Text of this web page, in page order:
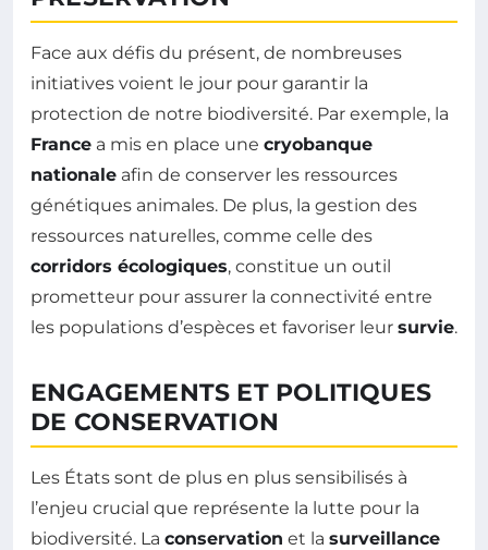
Face aux défis du présent, de nombreuses
initiatives voient le jour pour garantir la
protection de notre biodiversité. Par exemple, la
France a mis en place une cryobanque
nationale afin de conserver les ressources
génétiques animales. De plus, la gestion des
ressources naturelles, comme celle des
corridors écologiques, constitue un outil
prometteur pour assurer la connectivité entre
les populations d’espèces et favoriser leur survie.
ENGAGEMENTS ET POLITIQUES
DE CONSERVATION
Les États sont de plus en plus sensibilisés à
l’enjeu crucial que représente la lutte pour la
biodiversité. La conservation et la surveillance